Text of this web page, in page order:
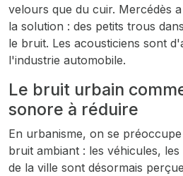
velours que du cuir. Mercédès
la solution : des petits trous
le bruit. Les acousticiens sont
l'industrie automobile.
Le bruit urbain
sonore à réduire
En urbanisme, on se
bruit ambiant : les véhicules,
de la ville sont désormais